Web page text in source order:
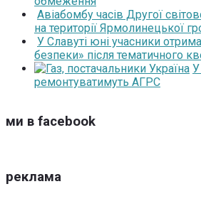
Авіабомбу часів Другої
на території Ярмолинецької
У Славуті юні учасники
безпеки» після тематичного
У
ремонтуватимуть АГРС
ми в facebook
реклама